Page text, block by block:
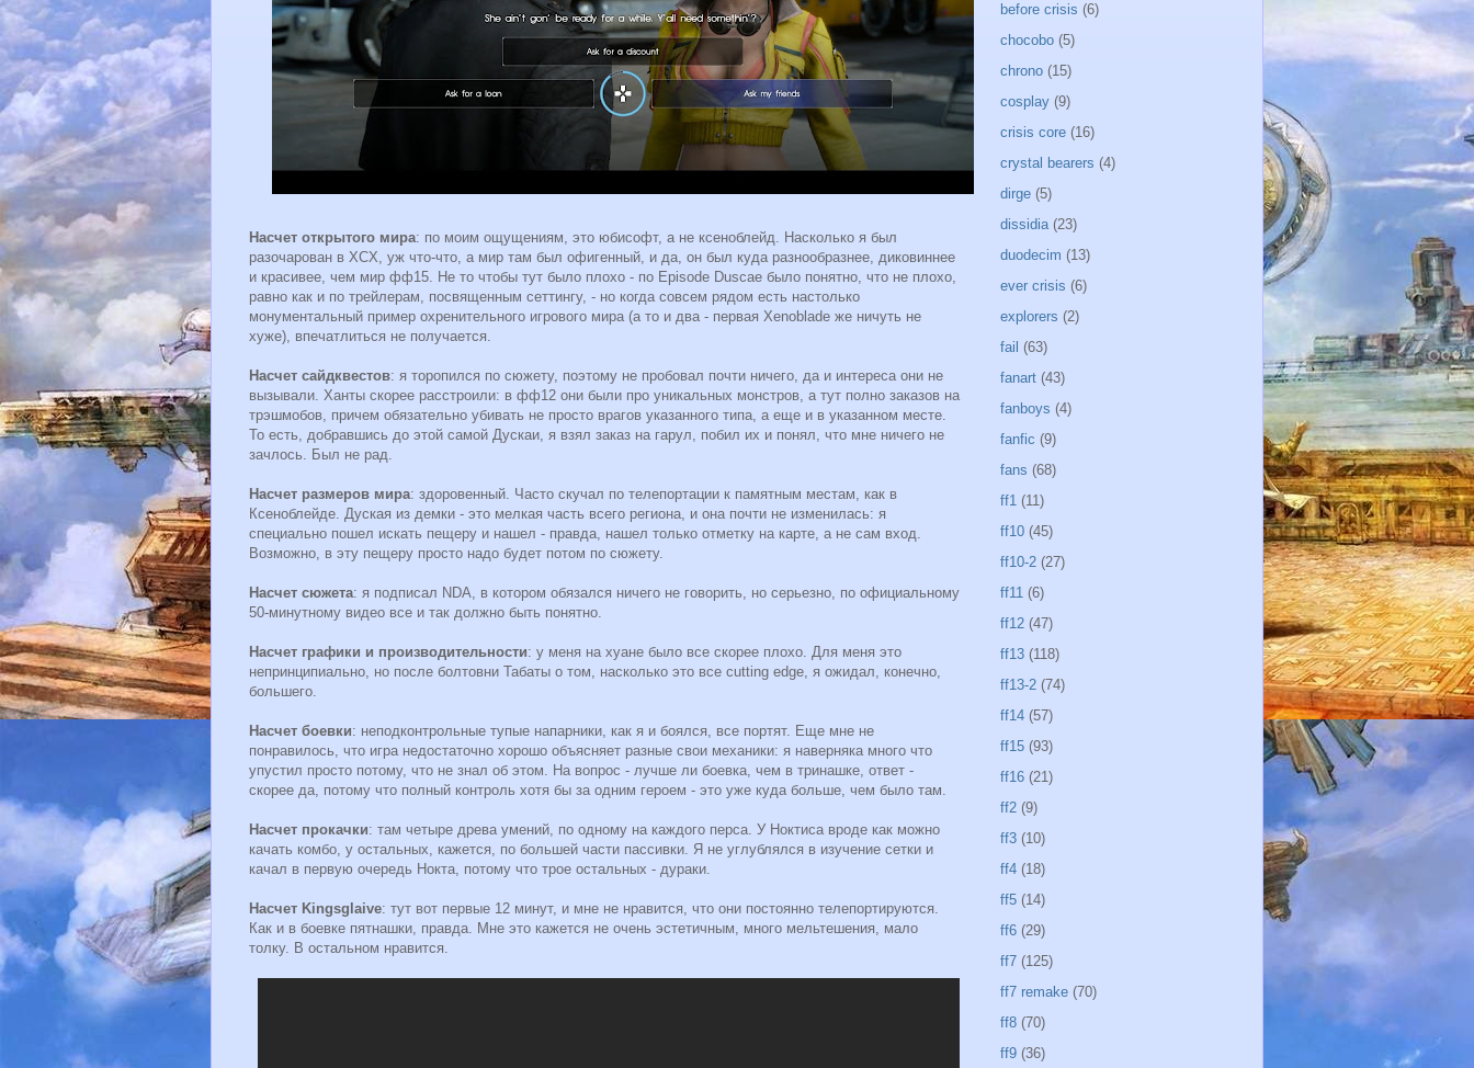
Насчет открытого мира: по моим ощущениям, это юбисофт, а не ксеноблейд. Насколько я был
разочарован в XCX, уж что-что, а мир там был офигенный, и да, он был куда разнообразнее, диковиннее
и красивее, чем мир фф15. Не то чтобы тут было плохо - по Episode Duscae было понятно, что не плохо,
равно как и по трейлерам, посвященным сеттингу, - но когда совсем рядом есть настолько
монументальный пример охренительного игрового мира (а то и два - первая Xenoblade же ничуть не
хуже), впечатлиться не получается.
Насчет сайдквестов: я торопился по сюжету, поэтому не пробовал почти ничего, да и интереса они не
вызывали. Ханты скорее расстроили: в фф12 они были про уникальных монстров, а тут полно заказов на
трэшмобов, причем обязательно убивать не просто врагов указанного типа, а еще и в указанном месте.
То есть, добравшись до этой самой Дускаи, я взял заказ на гарул, побил их и понял, что мне ничего не
зачлось. Был не рад.
Насчет размеров мира: здоровенный. Часто скучал по телепортации к памятным местам, как в
Ксеноблейде. Дуская из демки - это мелкая часть всего региона, и она почти не изменилась: я
специально пошел искать пещеру и нашел - правда, нашел только отметку на карте, а не сам вход.
Возможно, в эту пещеру просто надо будет потом по сюжету.
Насчет сюжета: я подписал NDA, в котором обязался ничего не говорить, но серьезно, по официальному
50-минутному видео все и так должно быть понятно.
Насчет графики и производительности: у меня на хуане было все скорее плохо. Для меня это
непринципиально, но после болтовни Табаты о том, насколько это все cutting edge, я ожидал, конечно,
большего.
Насчет боевки: неподконтрольные тупые напарники, как я и боялся, все портят. Еще мне не
понравилось, что игра недостаточно хорошо объясняет разные свои механики: я наверняка много что
упустил просто потому, что не знал об этом. На вопрос - лучше ли боевка, чем в тринашке, ответ -
скорее да, потому что полный контроль хотя бы за одним героем - это уже куда больше, чем было там.
Насчет прокачки: там четыре древа умений, по одному на каждого перса. У Ноктиса вроде как можно
качать комбо, у остальных, кажется, по большей части пассивки. Я не углублялся в изучение сетки и
качал в первую очередь Нокта, потому что трое остальных - дураки.
Насчет Kingsglaive: тут вот первые 12 минут, и мне не нравится, что они постоянно телепортируются.
Как и в боевке пятнашки, правда. Мне это кажется не очень эстетичным, много мельтешения, мало
толку. В остальном нравится.
before crisis (6)
chocobo (5)
chrono (15)
cosplay (9)
crisis core (16)
crystal bearers (4)
dirge (5)
dissidia (23)
duodecim (13)
ever crisis (6)
explorers (2)
fail (63)
fanart (43)
fanboys (4)
fanfic (9)
fans (68)
ff1 (11)
ff10 (45)
ff10-2 (27)
ff11 (6)
ff12 (47)
ff13 (118)
ff13-2 (74)
ff14 (57)
ff15 (93)
ff16 (21)
ff2 (9)
ff3 (10)
ff4 (18)
ff5 (14)
ff6 (29)
ff7 (125)
ff7 remake (70)
ff8 (70)
ff9 (36)